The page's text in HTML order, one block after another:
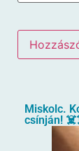
Miskolc.
csínján!